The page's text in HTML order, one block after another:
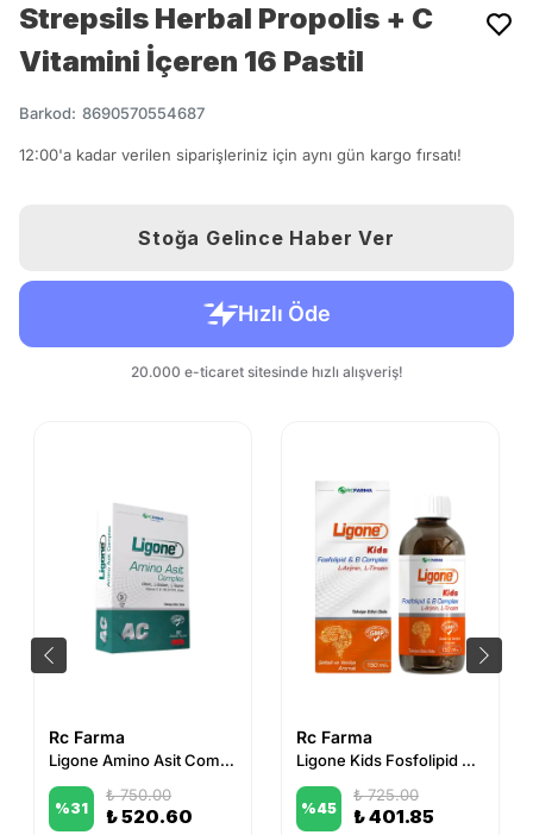
Strepsils Herbal Propolis + C
Vitamini İçeren 16 Pastil
Barkod: 8690570554687
12:00'a kadar verilen siparişleriniz için aynı gün kargo fırsatı!
Stoğa Gelince Haber Ver
Rc Farma
Ligone Amino Asit Complex 30 Kapsül
%31
₺ 750.00
₺ 520.60
Rc Farma
Ligone Kids Fosfolipid Complex Şurup 150 ml
%45
₺ 725.00
₺ 401.85